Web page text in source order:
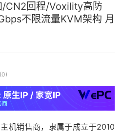
CN2回程/Voxility高防
不限流量KVM架构 月
0)
机销售商，隶属于成立于2010